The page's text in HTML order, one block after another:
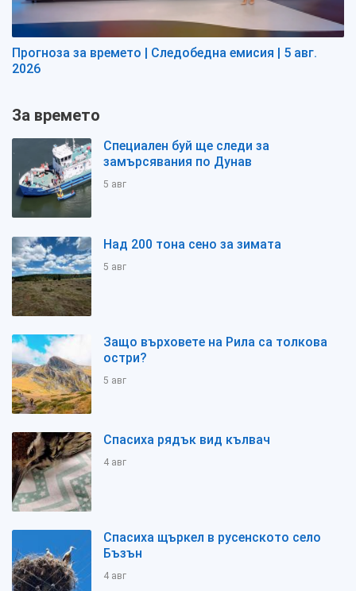
Прогноза за времето | Следобедна емисия | 5 авг.
2026
За времето
Специален буй ще следи за
замърсявания по Дунав
5 авг
Над 200 тона сено за зимата
5 авг
Защо върховете на Рила са толкова
остри?
5 авг
Спасиха рядък вид кълвач
4 авг
Спасиха щъркел в русенското село
Бъзън
4 авг